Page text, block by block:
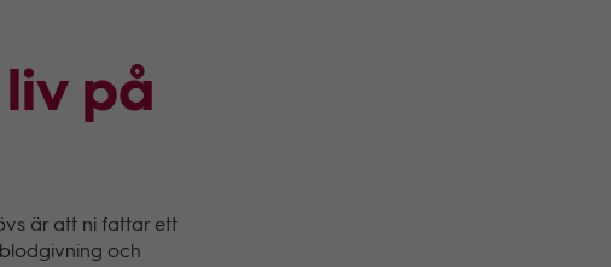
på
är att ni fattar ett
och